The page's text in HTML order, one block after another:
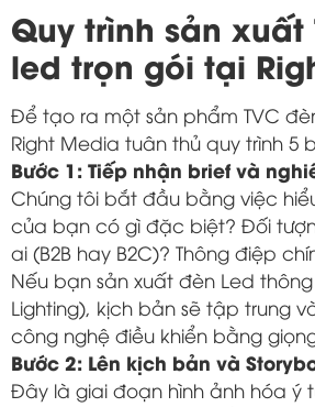
Quy trình sản xuất
led trọn gói tại
Để tạo ra một sản phẩm TVC
Right Media tuân thủ quy trình 5
Bước 1: Tiếp nhận brief và
Chúng tôi bắt đầu bằng việc
của bạn có gì đặc biệt? Đối
ai (B2B hay B2C)? Thông điệp
Nếu bạn sản xuất đèn Led thông
Lighting), kịch bản sẽ tập trung
công nghệ điều khiển bằng
Bước 2: Lên kịch bản và
Đây là giai đoạn hình ảnh hóa ý